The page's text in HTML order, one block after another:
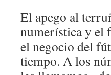
El apego al
numerística y el
el negocio del
tiempo. A los